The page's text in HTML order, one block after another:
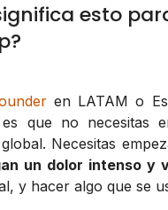
esto
en LATAM o
es que no necesitas
Necesitas
un dolor intenso y
y hacer algo que se